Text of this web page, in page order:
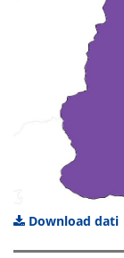
Download dati